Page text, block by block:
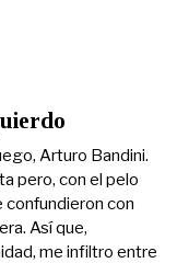
Arturo Bandini.
pero, con el pelo
confundieron con
Así que,
me infiltro entre